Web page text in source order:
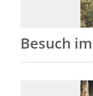
Besuch